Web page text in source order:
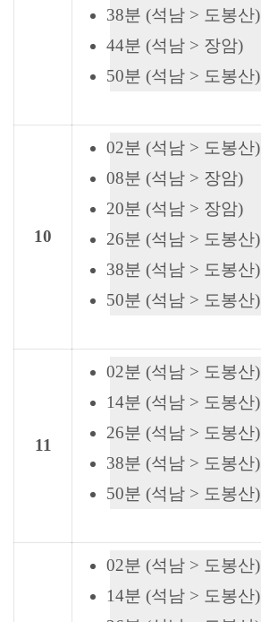
38분 (석남 > 도봉산)
44분 (석남 > 장암)
50분 (석남 > 도봉산)
10
02분 (석남 > 도봉산)
08분 (석남 > 장암)
20분 (석남 > 장암)
26분 (석남 > 도봉산)
38분 (석남 > 도봉산)
50분 (석남 > 도봉산)
11
02분 (석남 > 도봉산)
14분 (석남 > 도봉산)
26분 (석남 > 도봉산)
38분 (석남 > 도봉산)
50분 (석남 > 도봉산)
02분 (석남 > 도봉산)
14분 (석남 > 도봉산)